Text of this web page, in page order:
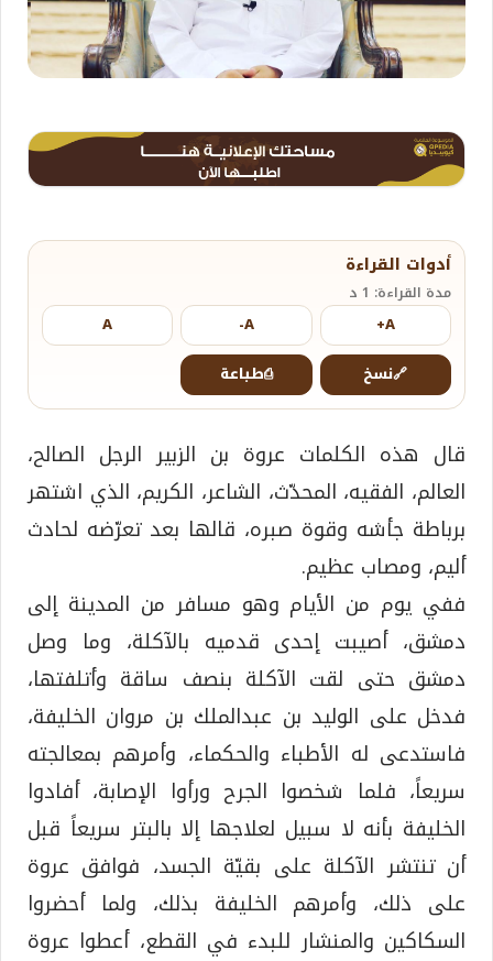
أدوات القراءة
مدة القراءة: 1 د
A+
A-
A
🔗نسخ ⎙طباعة
قال هذه الكلمات عروة بن الزبير الرجل الصالح،
العالم، الفقيه، المحدّث، الشاعر، الكريم، الذي اشتهر
برباطة جأشه وقوة صبره، قالها بعد تعرّضه لحادث
أليم، ومصاب عظيم.
ففي يوم من الأيام وهو مسافر من المدينة إلى
دمشق، أصيبت إحدى قدميه بالآكلة، وما وصل
دمشق حتى لقت الآكلة بنصف ساقة وأتلفتها،
فدخل على الوليد بن عبدالملك بن مروان الخليفة،
فاستدعى له الأطباء والحكماء، وأمرهم بمعالجته
سريعاً، فلما شخصوا الجرح ورأوا الإصابة، أفادوا
الخليفة بأنه لا سبيل لعلاجها إلا بالبتر سريعاً قبل
أن تنتشر الآكلة على بقيّة الجسد، فوافق عروة
على ذلك، وأمرهم الخليفة بذلك، ولما أحضروا
السكاكين والمنشار للبدء في القطع، أعطوا عروة